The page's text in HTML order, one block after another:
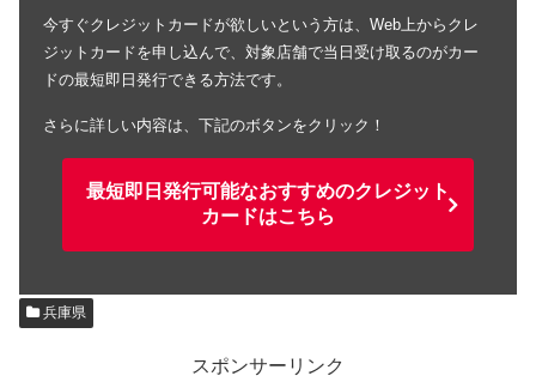
今すぐクレジットカードが欲しいという方は、Web上からクレ
ジットカードを申し込んで、対象店舗で当日受け取るのがカー
ドの最短即日発行できる方法です。
さらに詳しい内容は、下記のボタンをクリック！
最短即日発行可能なおすすめのクレジット
カードはこちら
兵庫県
スポンサーリンク